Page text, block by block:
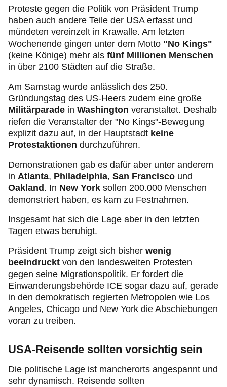
Proteste gegen die Politik von Präsident Trump
haben auch andere Teile der USA erfasst und
mündeten vereinzelt in Krawalle. Am letzten
Wochenende gingen unter dem Motto "No Kings"
(keine Könige) mehr als fünf Millionen Menschen
in über 2100 Städten auf die Straße.
Am Samstag wurde anlässlich des 250.
Gründungstag des US-Heers zudem eine große
Militärparade in Washington veranstaltet. Deshalb
riefen die Veranstalter der "No Kings"-Bewegung
explizit dazu auf, in der Hauptstadt keine
Protestaktionen durchzuführen.
Demonstrationen gab es dafür aber unter anderem
in Atlanta, Philadelphia, San Francisco und
Oakland . In New York sollen 200.000 Menschen
demonstriert haben, es kam zu Festnahmen.
Insgesamt hat sich die Lage aber in den letzten
Tagen etwas beruhigt.
Präsident Trump zeigt sich bisher wenig
beeindruckt von den landesweiten Protesten
gegen seine Migrationspolitik. Er fordert die
Einwanderungsbehörde ICE sogar dazu auf, gerade
in den demokratisch regierten Metropolen wie Los
Angeles, Chicago und New York die Abschiebungen
voran zu treiben.
USA-Reisende sollten vorsichtig sein
Die politische Lage ist mancherorts angespannt und
sehr dynamisch. Reisende sollten